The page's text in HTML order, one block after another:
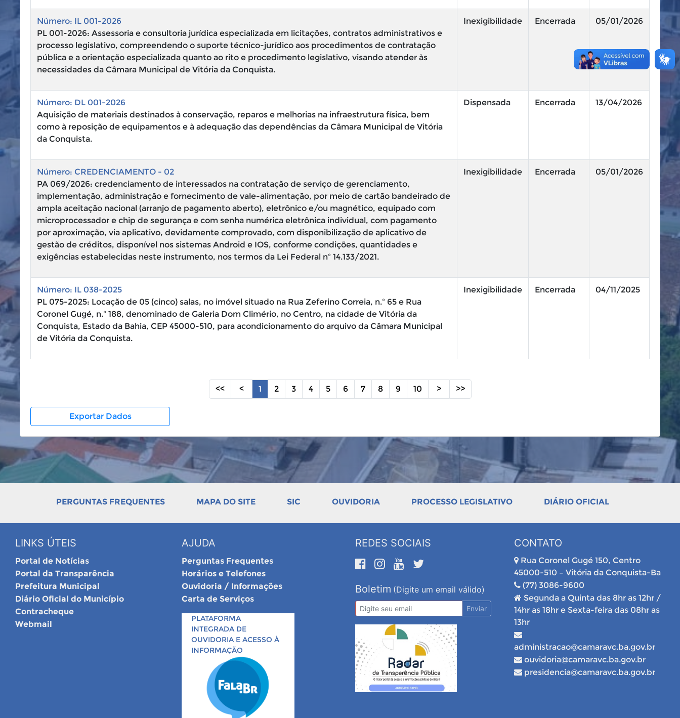
Número: IL 001-2026
PL 001-2026: Assessoria e consultoria jurídica especializada em licitações, contratos administrativos e
processo legislativo, compreendendo o suporte técnico-jurídico aos procedimentos de contratação
pública e a orientação especializada quanto ao rito e procedimento legislativo, visando atender às
necessidades da Câmara Municipal de Vitória da Conquista.
Inexigibilidade Encerrada 05/01/2026
Número: DL 001-2026
Aquisição de materiais destinados à conservação, reparos e melhorias na infraestrutura física, bem
como à reposição de equipamentos e à adequação das dependências da Câmara Municipal de Vitória
da Conquista.
Dispensada Encerrada 13/04/2026
Número: CREDENCIAMENTO - 02
PA 069/2026: credenciamento de interessados na contratação de serviço de gerenciamento,
implementação, administração e fornecimento de vale-alimentação, por meio de cartão bandeirado de
ampla aceitação nacional (arranjo de pagamento aberto), eletrônico e/ou magnético, equipado com
microprocessador e chip de segurança e com senha numérica eletrônica individual, com pagamento
por aproximação, via aplicativo, devidamente comprovado, com disponibilização de aplicativo de
gestão de créditos, disponível nos sistemas Android e IOS, conforme condições, quantidades e
exigências estabelecidas neste instrumento, nos termos da Lei Federal nº 14.133/2021.
Inexigibilidade Encerrada 05/01/2026
Número: IL 038-2025
PL 075-2025: Locação de 05 (cinco) salas, no imóvel situado na Rua Zeferino Correia, n.º 65 e Rua
Coronel Gugé, n.º 188, denominado de Galeria Dom Climério, no Centro, na cidade de Vitória da
Conquista, Estado da Bahia, CEP 45000-510, para acondicionamento do arquivo da Câmara Municipal
de Vitória da Conquista.
Inexigibilidade Encerrada 04/11/2025
<< < 1 2 3 4 5 6 7 8 9 10 > >>
Exportar Dados
PERGUNTAS FREQUENTES MAPA DO SITE SIC OUVIDORIA PROCESSO LEGISLATIVO DIÁRIO OFICIAL
LINKS ÚTEIS
Portal de Notícias
Portal da Transparência
Prefeitura Municipal
Diário Oficial do Município
Contracheque
Webmail
AJUDA
Perguntas Frequentes
Horários e Telefones
Ouvidoria / Informações
Carta de Serviços
PLATAFORMA
INTEGRADA DE
OUVIDORIA E ACESSO À
INFORMAÇÃO
REDES SOCIAIS
Boletim (Digite um email válido)
Enviar
CONTATO
Rua Coronel Gugé 150, Centro
45000-510 – Vitória da Conquista-Ba
(77) 3086-9600
Segunda a Quinta das 8hr as 12hr /
14hr as 18hr e Sexta-feira das 08hr as
13hr
administracao@camaravc.ba.gov.br
ouvidoria@camaravc.ba.gov.br
presidencia@camaravc.ba.gov.br